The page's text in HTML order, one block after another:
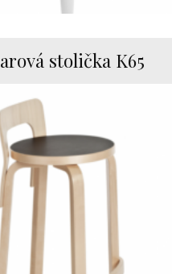
stolička K65